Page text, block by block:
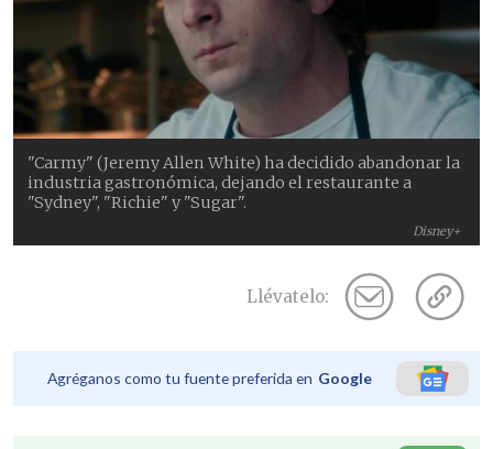
Disney+
"Carmy" (Jeremy Allen White) ha decidido abandonar la
industria gastronómica, dejando el restaurante a
"Sydney", "Richie" y "Sugar".
Llévatelo:
Agréganos como tu fuente preferida en Google